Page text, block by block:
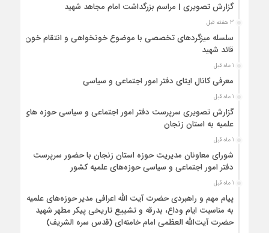
گزارش تصویری | مراسم بزرگداشت امام مجاهد شهید
3 هفته قبل
سلسله میزگردهای تخصصی با موضوع خونخواهی و انتقام خون
قائد شهید
1 ماه قبل
معرفی کانال ایتای دفتر امور اجتماعی و سیاسی
1 ماه قبل
گزارش تصویری سرپرست دفتر امور اجتماعی و سیاسی حوزه های
علمیه به استان زنجان
1 ماه قبل
شورای معاونان مدیریت حوزه استان زنجان با حضور سرپرست
دفتر امور اجتماعی و سیاسی حوزه‌های علمیه کشور
1 ماه قبل
پیام مهم و راهبردی حضرت آیت الله اعرافی مدیر حوزه‌های علمیه
به مناسبت ایام وداع، بدرقه و تشییع تاریخی پیکر مطهر شهید
حضرت آیت‌الله العظمی امام خامنه‌ای (قدس سره الشریف)